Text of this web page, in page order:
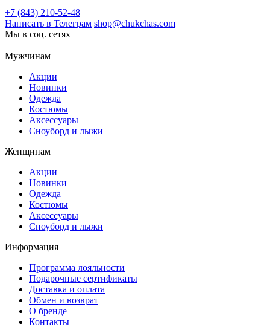
+7 (843) 210-52-48
Написать в Телеграм shop@chukchas.com
Мы в соц. сетях
Мужчинам
Акции
Новинки
Одежда
Костюмы
Аксессуары
Сноуборд и лыжи
Женщинам
Акции
Новинки
Одежда
Костюмы
Аксессуары
Сноуборд и лыжи
Информация
Программа лояльности
Подарочные сертификаты
Доставка и оплата
Обмен и возврат
О бренде
Контакты